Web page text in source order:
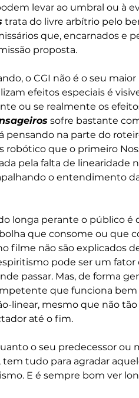
levar ao umbral ou à
trata do livre arbítrio pelo
que, encarnados e
proposta.
o CGI não é o seu
efeitos especiais é
ou se realmente os
sofre bastante
pensando na parte do
que o primeiro
pela falta de linearidade
o entendimento
longa perante o público é
que consome ou que
filme não são explicados
pode ser um
passar. Mas, de forma
que funciona
linear, mesmo que não
até o fim.
o seu predecessor ou
tudo para agradar
E é sempre bom ver